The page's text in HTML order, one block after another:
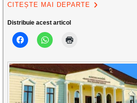
CITEȘTE MAI DEPARTE
Distribuie acest articol